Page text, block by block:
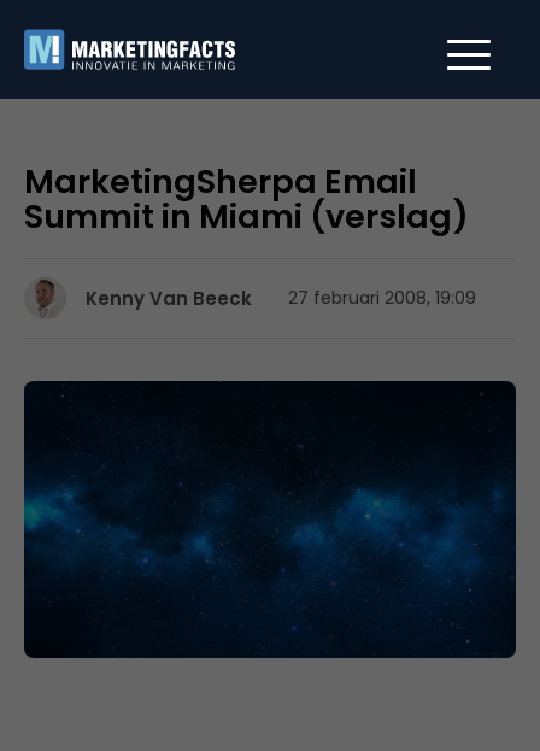
MarketingSherpa Email
Summit in Miami (verslag)
Kenny Van Beeck 27 februari 2008, 19:09